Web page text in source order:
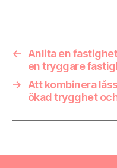
←
Anlita en
en tryggare
→
Att kombinera
ökad trygghet